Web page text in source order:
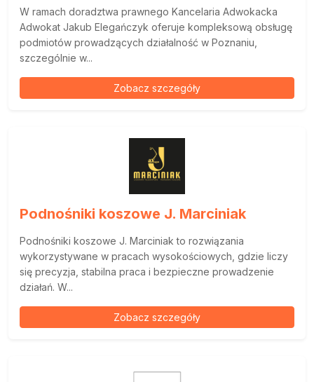
W ramach doradztwa prawnego Kancelaria Adwokacka
Adwokat Jakub Elegańczyk oferuje kompleksową obsługę
podmiotów prowadzących działalność w Poznaniu,
szczególnie w...
Zobacz szczegóły
Podnośniki koszowe J. Marciniak
Podnośniki koszowe J. Marciniak to rozwiązania
wykorzystywane w pracach wysokościowych, gdzie liczy
się precyzja, stabilna praca i bezpieczne prowadzenie
działań. W...
Zobacz szczegóły